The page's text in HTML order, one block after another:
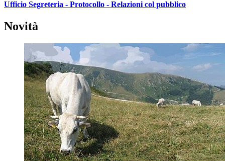
Ufficio Segreteria - Protocollo - Relazioni col pubblico
Novità